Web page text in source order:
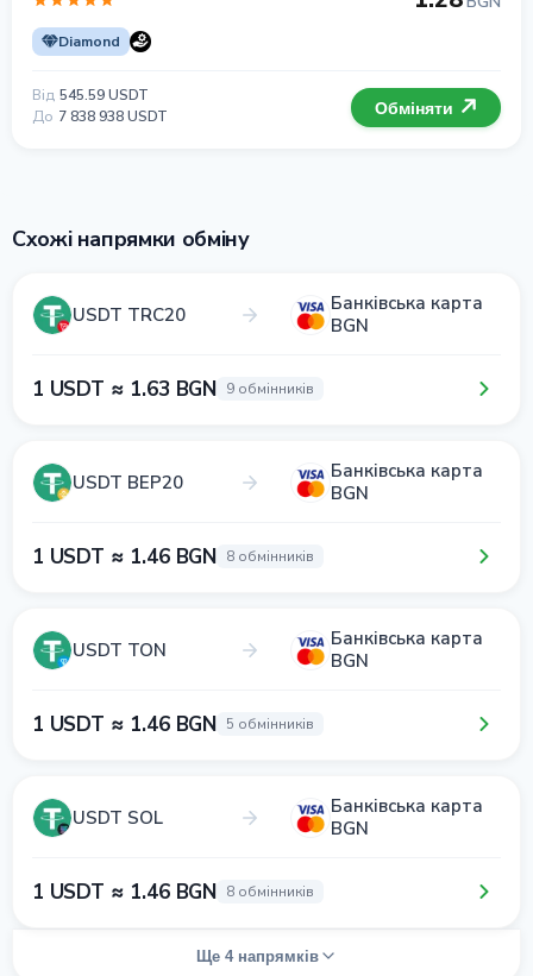
Diamond
Від 545.59 USDT
До 7 838 938 USDT Обміняти
Схожі напрямки обміну
USDT TRC20
Банківська карта
BGN
1 USDT ≈ 1.63 BGN 9 обмінників
USDT BEP20
Банківська карта
BGN
1 USDT ≈ 1.46 BGN 8 обмінників
USDT TON
Банківська карта
BGN
1 USDT ≈ 1.46 BGN 5 обмінників
USDT SOL
Банківська карта
BGN
1 USDT ≈ 1.46 BGN 8 обмінників
Ще 4 напрямків